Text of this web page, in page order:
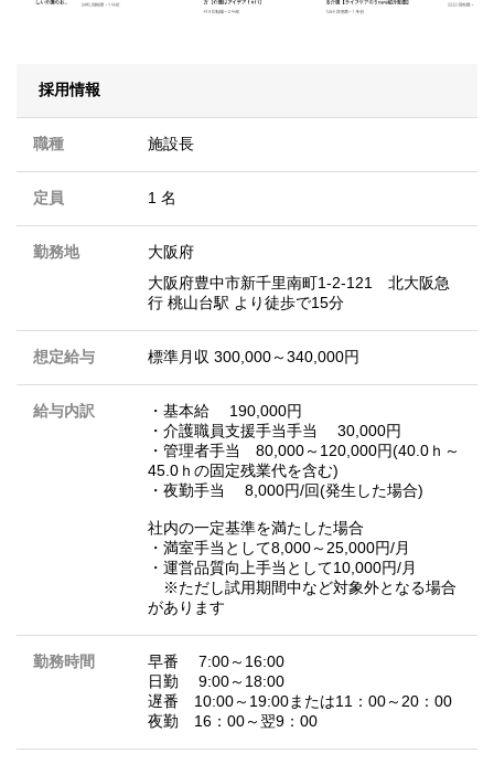
採用情報
職種 施設長
定員 1 名
勤務地
大阪府
大阪府豊中市新千里南町1-2-121 北大阪急
行 桃山台駅 より徒歩で15分
想定給与 標準月収 300,000～340,000円
給与内訳
・基本給 190,000円
・介護職員支援手当手当 30,000円
・管理者手当 80,000～120,000円(40.0ｈ～
45.0ｈの固定残業代を含む)
・夜勤手当 8,000円/回(発生した場合)
社内の一定基準を満たした場合
・満室手当として8,000～25,000円/月
・運営品質向上手当として10,000円/月
※ただし試用期間中など対象外となる場合
があります
勤務時間
早番 7:00～16:00
日勤 9:00～18:00
遅番 10:00～19:00または11：00～20：00
夜勤 16：00～翌9：00